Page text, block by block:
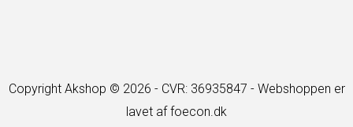
Copyright Akshop © 2026 - CVR: 36935847 - Webshoppen er
lavet af foecon.dk